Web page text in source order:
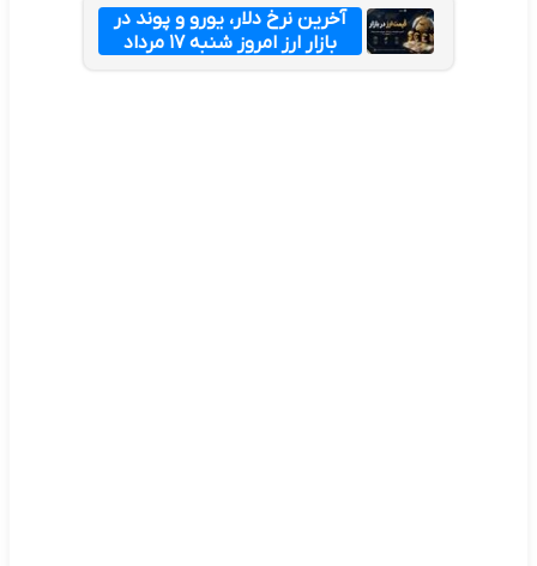
آخرین نرخ دلار، یورو و پوند در
بازار ارز امروز شنبه ۱۷ مرداد